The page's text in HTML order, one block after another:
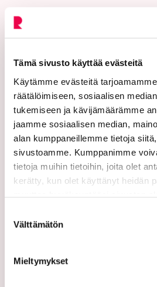
Tämä sivusto käyttää evästeitä
Käytämme evästeitä
räätälöimiseen, sosiaalisen
tukemiseen ja kävijämäärämme
jaamme sosiaalisen median,
alan kumppaneillemme tietoja
sivustoamme. Kumppanimme
tietoja muihin tietoihin, joita olet
kerätty, kun olet käyttänyt heidän
valinta
Välttämätön
Mieltymykset
PL 125 (Eteläinen Asemakatu 2)
11101 Riihimäki
Vaihde: 019 758 4000
Sähköpostiosoitteet:
etunimi.sukunimi@riihimaki.fi
Turvasähköpostiosoite:
Ethän lähetä henkilötietoja tai
asiakastietoja
Kaupungin verkkosivuilta
Verkkolaskutusosoitteet:
verkkolaskuosoitteeseen.